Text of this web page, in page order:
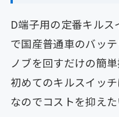
D端子用の定番キル
で国産普通車のバッ
ノブを回すだけの簡
初めてのキルスイッ
なのでコストを抑えた